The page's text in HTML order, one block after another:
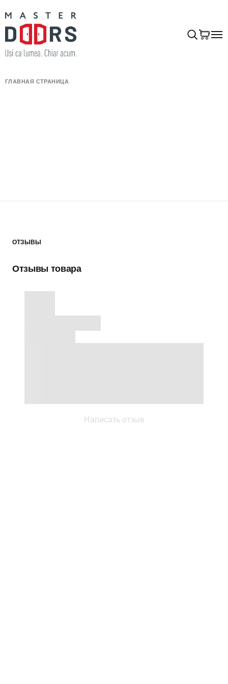
ГЛАВНАЯ СТРАНИЦА
ОТЗЫВЫ
Отзывы товара
Написать отзыв